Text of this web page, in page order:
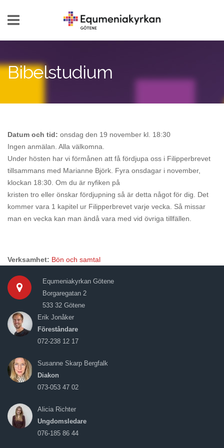
Bibelstudium
Datum och tid: onsdag den 19 november kl. 18:30
Ingen anmälan. Alla välkomna.
Under hösten har vi förmånen att få fördjupa oss i Filipperbrevet
tillsammans med Marianne Björk. Fyra onsdagar i november,
klockan 18:30. Om du är nyfiken på
kristen tro eller önskar fördjupning så är detta något för dig. Det
kommer vara 1 kapitel ur Filipperbrevet varje vecka. Så missar
man en vecka kan man ändå vara med vid övriga tillfällen.
Verksamhet: Bön och samtal
Equmeniakyrkan Götene
Borgaregatan 2
533 32 Götene
Erik Jonåker
Föreståndare
072-238 12 17
Susanne Skarp Bergfalk
Diakon
073-053 47 02
Alicia Richter
Ungdomsledare
076-185 86 44